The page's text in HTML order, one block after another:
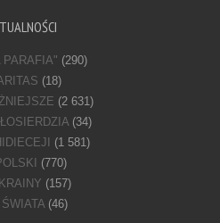
PARAFIA" (290)
(18)
(2 631)
(34)
(1 581)
(770)
(157)
(46)